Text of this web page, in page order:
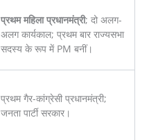
प्रथम महिला प्रधानमंत्री; दो अलग-
अलग कार्यकाल; प्रथम बार राज्यसभा
सदस्य के रूप में PM बनीं।
प्रथम गैर-कांग्रेसी प्रधानमंत्री;
जनता पार्टी सरकार।